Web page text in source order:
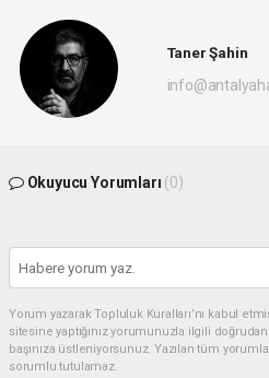
Taner Şahin
Okuyucu Yorumları (0)
Yorum yazarak Topluluk Kuralları’nı kabul
sitesine yaptığınız yorumunuzla ilgili
başınıza üstleniyorsunuz. Yazılan tüm
sorumlu tutulamaz.